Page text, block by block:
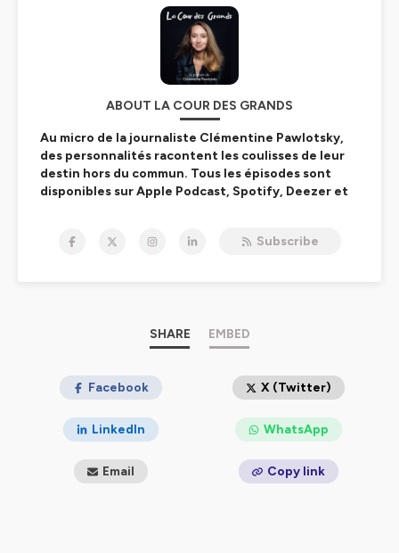
ABOUT LA COUR DES GRANDS
Au micro de la journaliste Clémentine Pawlotsky,
des personnalités racontent les coulisses de leur
destin hors du commun. Tous les épisodes sont
disponibles sur Apple Podcast, Spotify, Deezer et
Subscribe
SHARE EMBED
Facebook X (Twitter)
LinkedIn WhatsApp
Email Copy link